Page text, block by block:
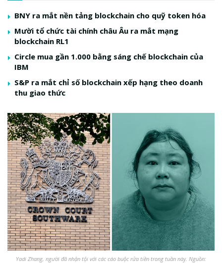
BNY ra mắt nền tảng blockchain cho quỹ token hóa
Mười tổ chức tài chính châu Âu ra mắt mạng
blockchain RL1
Circle mua gần 1.000 bằng sáng chế blockchain của
IBM
S&P ra mắt chỉ số blockchain xếp hạng theo doanh
thu giao thức
Yadi Zhang, người đã nhận tội với các cáo buộc rửa tiền trong tuần này. Nguồn: